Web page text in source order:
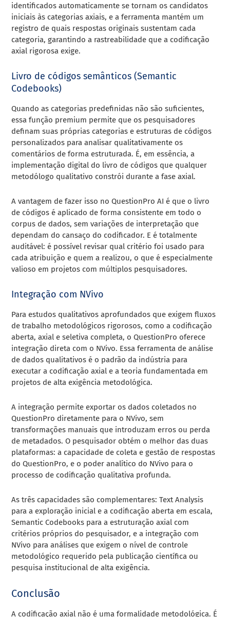
identificados automaticamente se tornam os candidatos
iniciais às categorias axiais, e a ferramenta mantém um
registro de quais respostas originais sustentam cada
categoria, garantindo a rastreabilidade que a codificação
axial rigorosa exige.
Livro de códigos semânticos (Semantic
Codebooks)
Quando as categorias predefinidas não são suficientes,
essa função premium permite que os pesquisadores
definam suas próprias categorias e estruturas de códigos
personalizados para analisar qualitativamente os
comentários de forma estruturada. É, em essência, a
implementação digital do livro de códigos que qualquer
metodólogo qualitativo constrói durante a fase axial.
A vantagem de fazer isso no QuestionPro AI é que o livro
de códigos é aplicado de forma consistente em todo o
corpus de dados, sem variações de interpretação que
dependam do cansaço do codificador. E é totalmente
auditável: é possível revisar qual critério foi usado para
cada atribuição e quem a realizou, o que é especialmente
valioso em projetos com múltiplos pesquisadores.
Integração com NVivo
Para estudos qualitativos aprofundados que exigem fluxos
de trabalho metodológicos rigorosos, como a codificação
aberta, axial e seletiva completa, o QuestionPro oferece
integração direta com o NVivo. Essa ferramenta de análise
de dados qualitativos é o padrão da indústria para
executar a codificação axial e a teoria fundamentada em
projetos de alta exigência metodológica.
A integração permite exportar os dados coletados no
QuestionPro diretamente para o NVivo, sem
transformações manuais que introduzam erros ou perda
de metadados. O pesquisador obtém o melhor das duas
plataformas: a capacidade de coleta e gestão de respostas
do QuestionPro, e o poder analítico do NVivo para o
processo de codificação qualitativa profunda.
As três capacidades são complementares: Text Analysis
para a exploração inicial e a codificação aberta em escala,
Semantic Codebooks para a estruturação axial com
critérios próprios do pesquisador, e a integração com
NVivo para análises que exigem o nível de controle
metodológico requerido pela publicação científica ou
pesquisa institucional de alta exigência.
Conclusão
A codificação axial não é uma formalidade metodológica. É